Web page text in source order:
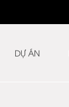
DỰ ÁN